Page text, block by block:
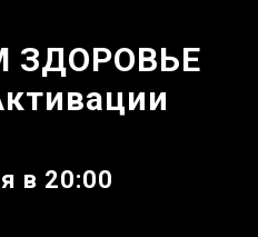
ЗДОРОВЬЕ
в 20:00